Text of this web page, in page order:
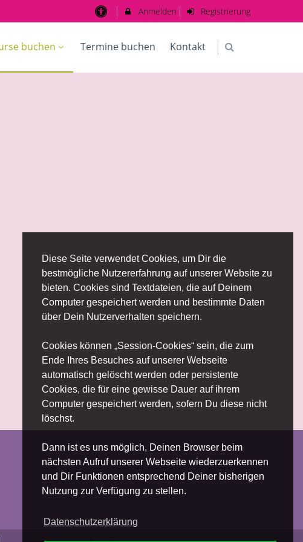
Diese Seite verwendet Cookies, um Dir die
bestmögliche Nutzererfahrung auf unserer Website zu
bieten. Cookies sind Textdateien, die auf Deinem
Computer gespeichert werden und bestimmte Daten
über Dein Nutzerverhalten speichern.
Cookies können „Session-Cookies“ sein, die zum
Ende Ihres Besuches auf unserer Webseite
automatisch gelöscht werden oder persistente
Cookies, die für eine gewisse Dauer auf ihrem
Computer gespeichert werden, sofern Du diese nicht
löschst.
Dann ist es uns möglich, Deinen Browser beim
nächsten Aufruf unserer Webseite wiederzuerkennen
und Dir Funktionen entsprechend Deiner bisherigen
Nutzung zur Verfügung zu stellen.
Datenschutzerklärung
Anmelden Registrierung
buchen Termine buchen Kontakt